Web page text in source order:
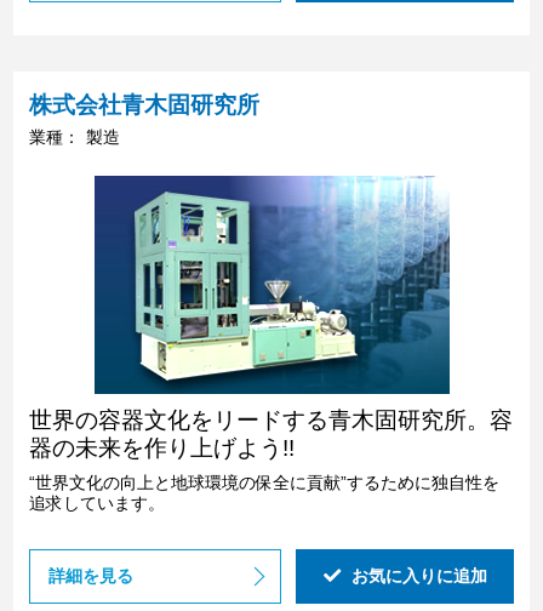
株式会社青木固研究所
業種： 製造
世界の容器文化をリードする青木固研究所。容
器の未来を作り上げよう!!
“世界文化の向上と地球環境の保全に貢献”するために独自性を
追求しています。
詳細を見る お気に入りに追加